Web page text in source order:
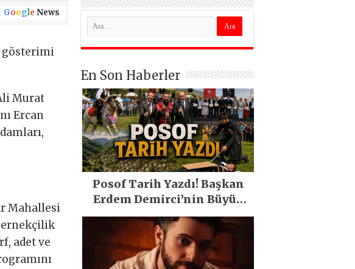
Google News
gösterimi
Murat
Ercan
Mahallesi
adet ve
En Son Haberler
Posof Tarih Yazdı! Başkan
Erdem Demirci’nin Büyük
Emeğiyle Son Yılların En
Büyük Festivali Gerçekleşti